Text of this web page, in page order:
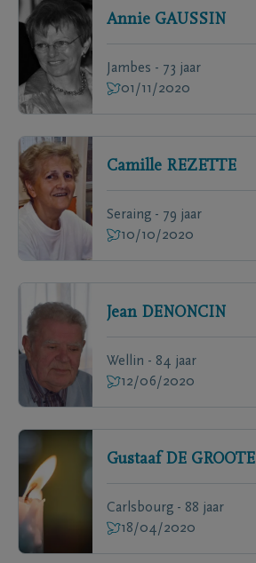
Annie GAUSSIN
Jambes - 73 jaar
01/11/2020
Camille REZETTE
Seraing - 79 jaar
10/10/2020
Jean DENONCIN
Wellin - 84 jaar
12/06/2020
Gustaaf DE GROOTE
Carlsbourg - 88 jaar
18/04/2020